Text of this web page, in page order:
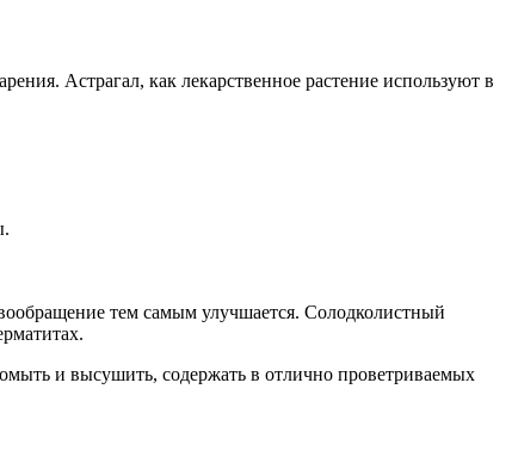
Астрагал, как лекарственное растение используют в
тем самым улучшается. Солодколистный
и высушить, содержать в отлично проветриваемых